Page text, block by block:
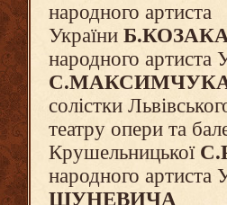
народного артиста
України
народного артиста
солістки
театру опери та
Крушельницької
народного артиста
ШУНЕВИЧА